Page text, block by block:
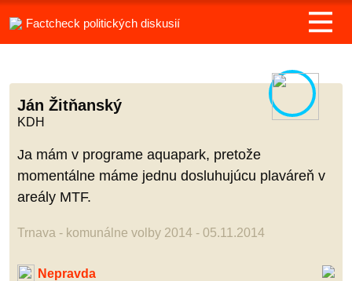
Factcheck politických diskusií
Ján Žitňanský
KDH
Ja mám v programe aquapark, pretože
momentálne máme jednu dosluhujúcu plaváreň v
areály MTF.
Trnava - komunálne volby 2014 - 05.11.2014
Nepravda